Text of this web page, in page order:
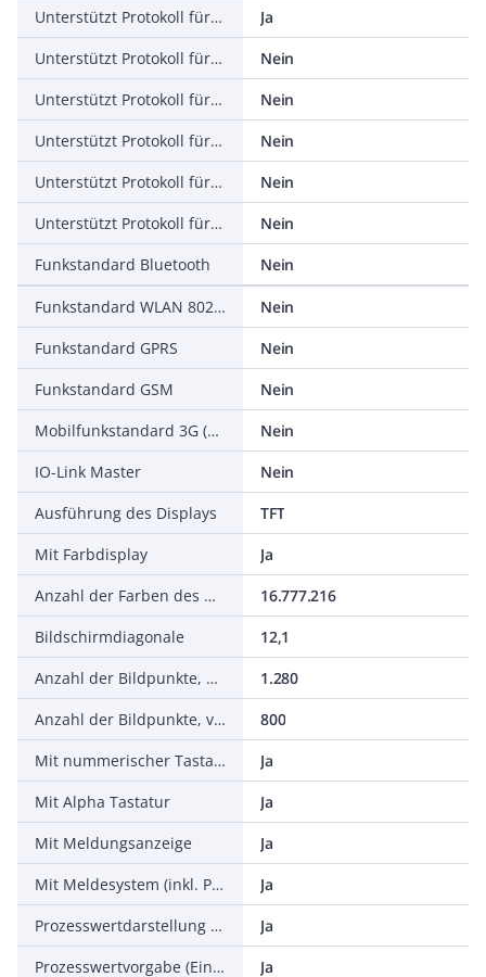
Unterstützt Protokoll für EtherNet/IP
Ja
Unterstützt Protokoll für AS-Interface Safety at Work
Nein
Unterstützt Protokoll für DeviceNet Safety
Nein
Unterstützt Protokoll für INTERBUS-Safety
Nein
Unterstützt Protokoll für PROFIsafe
Nein
Unterstützt Protokoll für SafetyBUS p
Nein
Funkstandard Bluetooth
Nein
Funkstandard WLAN 802.11
Nein
Funkstandard GPRS
Nein
Funkstandard GSM
Nein
Mobilfunkstandard 3G (UMTS)
Nein
IO-Link Master
Nein
Ausführung des Displays
TFT
Mit Farbdisplay
Ja
Anzahl der Farben des Displays
16.777.216
Bildschirmdiagonale
12,1
Anzahl der Bildpunkte, horizontal
1.280
Anzahl der Bildpunkte, vertikal
800
Mit nummerischer Tastatur
Ja
Mit Alpha Tastatur
Ja
Mit Meldungsanzeige
Ja
Mit Meldesystem (inkl. Puffer und Quittierung)
Ja
Prozesswertdarstellung (Ausgabe) möglich
Ja
Prozesswertvorgabe (Eingabe) möglich
Ja